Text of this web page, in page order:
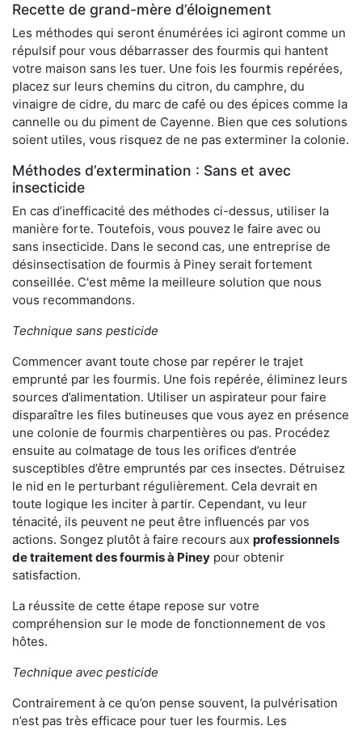
Recette de grand-mère d’éloignement
Les méthodes qui seront énumérées ici agiront comme un
répulsif pour vous débarrasser des fourmis qui hantent
votre maison sans les tuer. Une fois les fourmis repérées,
placez sur leurs chemins du citron, du camphre, du
vinaigre de cidre, du marc de café ou des épices comme la
cannelle ou du piment de Cayenne. Bien que ces solutions
soient utiles, vous risquez de ne pas exterminer la colonie.
Méthodes d’extermination : Sans et avec
insecticide
En cas d’inefficacité des méthodes ci-dessus, utiliser la
manière forte. Toutefois, vous pouvez le faire avec ou
sans insecticide. Dans le second cas, une entreprise de
désinsectisation de fourmis à Piney serait fortement
conseillée. C'est même la meilleure solution que nous
vous recommandons.
Technique sans pesticide
Commencer avant toute chose par repérer le trajet
emprunté par les fourmis. Une fois repérée, éliminez leurs
sources d’alimentation. Utiliser un aspirateur pour faire
disparaître les files butineuses que vous ayez en présence
une colonie de fourmis charpentières ou pas. Procédez
ensuite au colmatage de tous les orifices d’entrée
susceptibles d’être empruntés par ces insectes. Détruisez
le nid en le perturbant régulièrement. Cela devrait en
toute logique les inciter à partir. Cependant, vu leur
ténacité, ils peuvent ne peut être influencés par vos
actions. Songez plutôt à faire recours aux professionnels
de traitement des fourmis à Piney pour obtenir
satisfaction.
La réussite de cette étape repose sur votre
compréhension sur le mode de fonctionnement de vos
hôtes.
Technique avec pesticide
Contrairement à ce qu’on pense souvent, la pulvérisation
n’est pas très efficace pour tuer les fourmis. Les